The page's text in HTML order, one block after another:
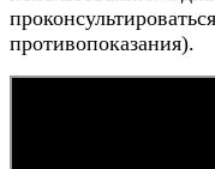
противопоказания).